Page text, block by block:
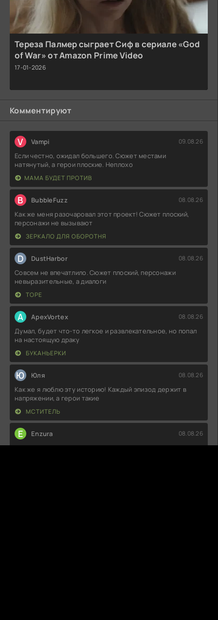
Тереза Палмер сыграет Сиф в сериале «God
of War» от Amazon Prime Video
17-01-2026
Комментируют
V Vampi 09.08.26
Если честно, ожидал большего. Сюжет местами
натянутый, а герои плоские. Неплохо
МАМА БУДЕТ ПРОТИВ
B BubbleFuzz 08.08.26
Как же меня разочаровал этот проект! Сюжет плоский,
персонажи не вызывают
ЗЕРКАЛО ДЛЯ ОБОРОТНЯ
D DustHarbor 08.08.26
Совсем не впечатлило. Сюжет плоский, персонажи
невыразительные, а диалоги
ТОРЕ
A ApexVortex 08.08.26
Думал, будет что-то легкое и развлекательное, но попал
на настоящую драку
БУКАНЬЕРКИ
Ю Юля 08.08.26
Как же я люблю эту историю! Каждый эпизод держит в
напряжении, а герои такие
МСТИТЕЛЬ
E Enzura 08.08.26
Не могу понять, что все нашли в этой истории. Сюжет